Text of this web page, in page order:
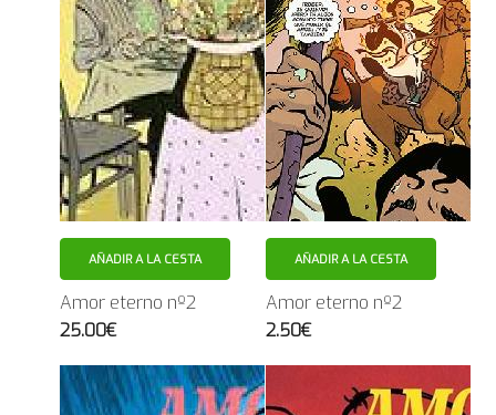
AÑADIR A LA CESTA
Amor eterno nº2
25.00€
AÑADIR A LA CESTA
Amor eterno nº2
2.50€